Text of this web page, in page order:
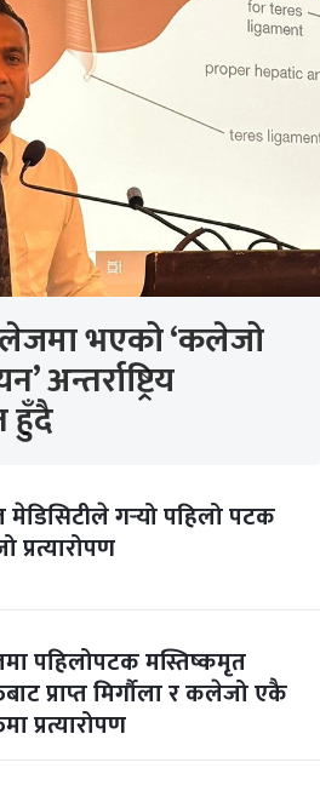
भएको ‘कलेजो
अन्तर्राष्ट्रिय
हुँदै
मेडिसिटीले गर्‍यो पहिलो पटक
पहिलोपटक मस्तिष्कमृत
प्राप्त मिर्गौला र कलेजो एकै
प्रत्यारोपण